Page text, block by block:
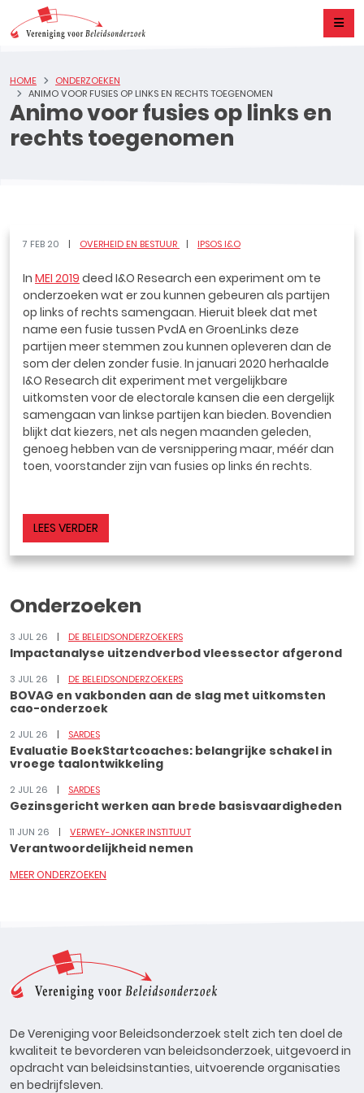
Animo voor fusies op links en
rechts toegenomen
HOME
ONDERZOEKEN
ANIMO VOOR FUSIES OP LINKS EN RECHTS TOEGENOMEN
7 FEB 20 OVERHEID EN BESTUUR IPSOS I&O
In MEI 2019 deed I&O Research een experiment om te
onderzoeken wat er zou kunnen gebeuren als partijen
op links of rechts samengaan. Hieruit bleek dat met
name een fusie tussen PvdA en GroenLinks deze
partijen meer stemmen zou kunnen opleveren dan de
som der delen zonder fusie. In januari 2020 herhaalde
I&O Research dit experiment met vergelijkbare
uitkomsten voor de electorale kansen die een dergelijk
samengaan van linkse partijen kan bieden. Bovendien
blijkt dat kiezers, net als negen maanden geleden,
genoeg hebben van de versnippering maar, méér dan
toen, voorstander zijn van fusies op links én rechts.
LEES VERDER
Onderzoeken
3 JUL 26 DE BELEIDSONDERZOEKERS
Impactanalyse uitzendverbod vleessector afgerond
3 JUL 26 DE BELEIDSONDERZOEKERS
BOVAG en vakbonden aan de slag met uitkomsten
cao-onderzoek
2 JUL 26 SARDES
Evaluatie BoekStartcoaches: belangrijke schakel in
vroege taalontwikkeling
2 JUL 26 SARDES
Gezinsgericht werken aan brede basisvaardigheden
11 JUN 26 VERWEY-JONKER INSTITUUT
Verantwoordelijkheid nemen
MEER ONDERZOEKEN
De Vereniging voor Beleidsonderzoek stelt zich ten doel de
kwaliteit te bevorderen van beleidsonderzoek, uitgevoerd in
opdracht van beleidsinstanties, uitvoerende organisaties
en bedrijfsleven.